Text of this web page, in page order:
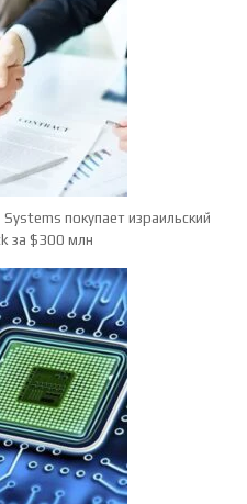
покупает израильский
за $300 млн